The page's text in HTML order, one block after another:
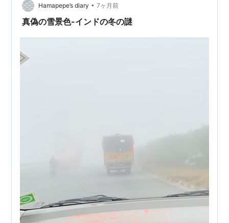
が起きているのか。ガイドブックには載らない「採用の
裏側」をレポートします。 1…
Hamapepe’s diary • 7ヶ月前
真偽の雪景色-インドの冬の謎